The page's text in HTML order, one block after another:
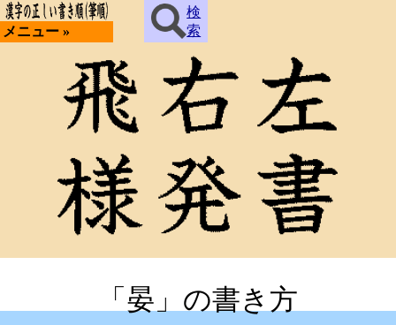
メニュー »
検
索
「晏」の書き方